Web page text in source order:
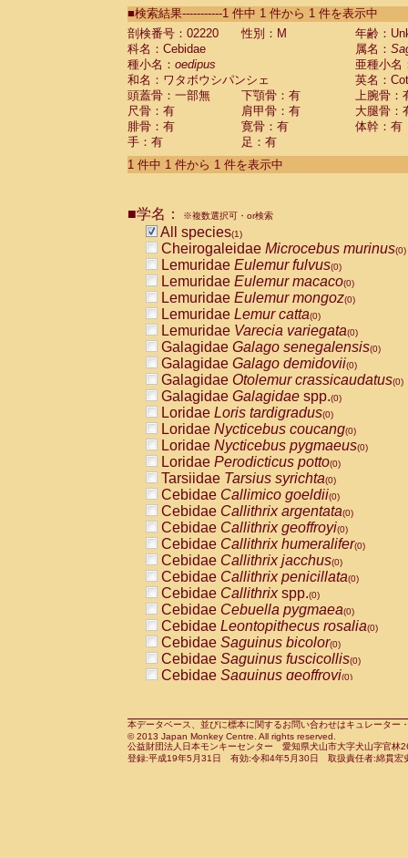
CebidaeSaguinus labiatus(0)
Cebidae Saguinus leucopus (0)
Cebidae
Cebidae
CebidaeSaguinus nigricollis (0)
Cebidae Saguinus oedipus
Cebidae Saguinus weddelli
Cebidae Saguinusspp.
Cebidae Aotus trivirgatus
Cebidae Cebus albifrons
CebidaeCebus nigrivittatus
CebidaeCebus
CebidaeSaimiri boliviensis(0)
CebidaeSaimiri sciureus(0)
AtelidaeAlouatta caraya(0)
AtelidaeAlouatta fusca(0)
AtelidaeAlouatta seniculus
AtelidaeAlouattaspp.(0)
AtelidaeAteles belzebuth(0)
AtelidaeAteles geoffroyi(0)
AtelidaeAteles paniscus(0)
AtelidaeAtelesspp.(0)
Atelidae Lagothrix lagothricha
AtelidaeLagothrix lagothricha cana
PitheciidaeCacajao calvus
PitheciidaeCallicebus cupreus
PitheciidaeCallicebus donacophilus
PitheciidaeCallicebus moloch
PitheciidaeCallicebus torquatus
PitheciidaeCallicebusspp.(0)
PitheciidaeChiropotes satanas(0)
PitheciidaePithecia monachus
PitheciidaePithecia pithecia(0)
CercopithecidaeCercocebus agilis
CercopithecidaeCercocebus
CercopithecidaeCercocebus
CercopithecidaeCercocebus
CercopithecidaeCercocebus
CercopithecidaeCercocebushybrid
CercopithecidaePapio anubis(0)
CercopithecidaePapio cynocephalus
CercopithecidaePapio hamadryas(0)
■検索結果-----------1 件中 1 件から 1 件を表示中
剖検番号：02220
性別：M
年齢：
科名：Cebidae
属名：
種小名： oedipus
亜種小名
和名：ワタボウシパンシェ
英名：
頭蓋骨：一部無
下顎骨：有
上腕骨：
尺骨：有
肩甲骨：有
大腿骨：
腓骨：有
寛骨：有
体幹：有
手：有
足：有
1 件中 1 件から 1 件を表示中
■学名： ※複数選択可・or検索
All species(1)
Cheirogaleidae Microcebus murinus(0)
Lemuridae Eulemur fulvus(0)
Lemuridae Eulemur macaco(0)
Lemuridae Eulemur mongoz(0)
Lemuridae Lemur catta(0)
Lemuridae Varecia variegata(0)
Galagidae Galago senegalensis(0)
Galagidae Galago demidovii(0)
Galagidae Otolemur crassicaudatus(0)
Galagidae Galagidae spp.(0)
Loridae Loris tardigradus(0)
Loridae Nycticebus coucang(0)
Loridae Nycticebus pygmaeus(0)
Loridae Perodicticus potto(0)
Tarsiidae Tarsius syrichta(0)
Cebidae Callimico goeldii(0)
Cebidae Callithrix argentata(0)
Cebidae Callithrix geoffroyi(0)
Cebidae Callithrix humeralifer(0)
Cebidae Callithrix jacchus(0)
Cebidae Callithrix penicillata(0)
Cebidae Callithrixspp.(0)
Cebidae Cebuella pygmaea(0)
Cebidae Leontopithecus rosalia(0)
Cebidae Saguinus bicolor(0)
Cebidae Saguinus fuscicollis(0)
Cebidae Saguinus geoffroyi(0)
CebidaeSaguinus leucopus(0)
CebidaeSaguinus midas(0)
Cebidae Saguinus mystax(0)
本データベース、並びに標本に関するお問い合わせはキュレータ
© 2013 Japan Monkey Centre. All rights reserved.
公益財団法人日本モンキーセンター 愛知県犬山市大字犬山字官
登録:平成19年5月31日 有効:令和4年5月30日 取扱責任者:綿貫宏